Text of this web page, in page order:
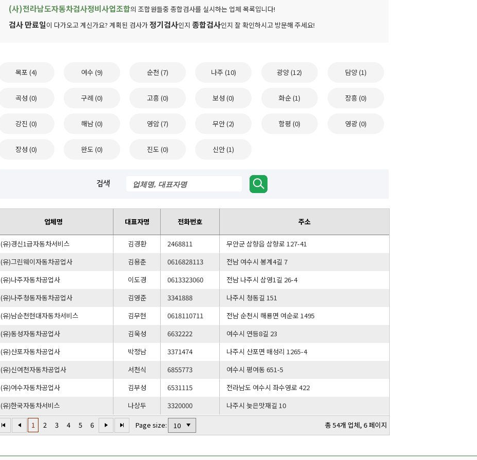
(사)전라남도자동차검사정비사업조합의 조합원들중 종합검사를 실시하는 업체 목록입니다!
검사 만료일이 다가오고 계신가요? 계획된 검사가정기검사인지 종합검사인지 잘 확인하시고 방문해 주세요!
목포 (4) 여수 (9) 순천 (7) 나주 (10) 광양 (12) 담양 (1)
곡성 (0) 구례 (0) 고흥 (0) 보성 (0) 화순 (1) 장흥 (0)
강진 (0) 해남 (0) 영암 (7) 무안 (2) 함평 (0) 영광 (0)
장성 (0) 완도 (0) 진도 (0) 신안 (1)
업체명 대표자명 전화번호 주소
(유)경신1급자동차서비스 김경환 2468811
무안군 삼향읍 삼향로 127-41
(유)그린웨이자동차공업사
김용춘 0616828113
전남 여수시 봉계4길 7
(유)나주자동차공업사
이도경 0613323060
전남 나주시 삼영1길 26-4
(유)나주청동자동차공업사
김영준 3341888
나주시 청동길 151
(유)남순천현대자동차서비스
김무현 0618110711
전남 순천시 해룡면 여순로 1495
(유)동성자동차공업사
김욱성 6632222
여수시 연등8길 23
(유)산포자동차공업사
박정남 3371474
나주시 산포면 매성리 1265-4
(유)신여천자동차공업사
서천식 6855773
여수시 평여동 651-5
(유)여수자동차공업사
김부성 6531115
전라남도 여수시 좌수영로 422
(유)한국자동차서비스
나상두 3320000
나주시 늦은맛재길 10
1
2 3 4 5 6 Page size: 총 54개 업체, 6 페이지